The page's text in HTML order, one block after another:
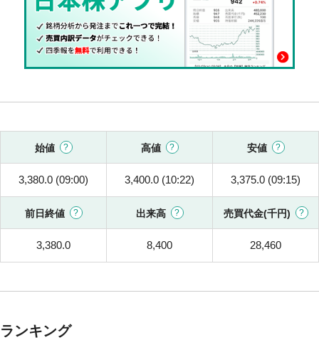
始値 高値 安値
3,380.0 (09:00) 3,400.0 (10:22) 3,375.0 (09:15)
前日終値 出来高 売買代金(千円)
3,380.0 8,400 28,460
ランキング